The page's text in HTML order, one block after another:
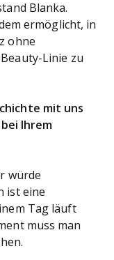
Blanka.
ermöglicht, in
ohne
Linie zu
mit uns
Ihrem
würde
ist eine
Tag läuft
muss man